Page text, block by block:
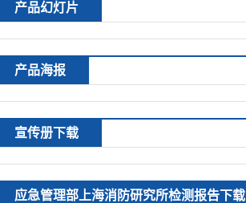
产品幻灯片
产品海报
宣传册下载
应急管理部上海消防研究所检测报告下载